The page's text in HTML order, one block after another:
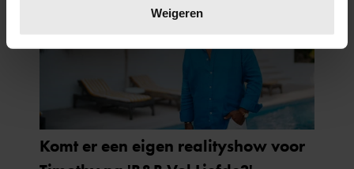
verwerkt en stel uw voorkeuren in het
intrekken in de Cookieverklaring.
We gebruiken cookies om content en advertenties te
personaliseren, om functies voor social media te bieden
en om ons websiteverkeer te analyseren. Ook delen we
informatie over uw gebruik van onze site met onze
partners voor social media, adverteren en analyse. Deze
Weigeren